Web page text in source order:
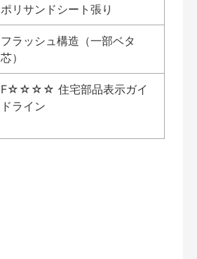
ポリサンドシート張り
フラッシュ構造（一部ベタ
芯）
F☆☆☆☆ 住宅部品表示ガイ
ドライン